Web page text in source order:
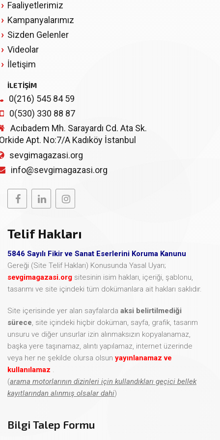
Faaliyetlerimiz
Kampanyalarımız
Sizden Gelenler
Videolar
İletişim
İLETİŞİM
0(216) 545 84 59
0(530) 330 88 87
Acıbadem Mh. Sarayardı Cd. Ata Sk.
Apt. No:7/A Kadıköy İstanbul
sevgimagazasi.org
info@sevgimagazasi.org
Telif Hakları
5846 Sayılı Fikir ve Sanat Eserlerini Koruma Kanunu
Gereği (Site Telif Hakları) Konusunda Yasal Uyarı;
sevgimagazasi.org sitesinin isim hakları, içeriği, şablonu,
tasarımı ve site içindeki tüm dokümanlara ait hakları saklıdır.
Site içerisinde yer alan sayfalarda aksi belirtilmediği
sürece, site içindeki hiçbir doküman, sayfa, grafik, tasarım
unsuru ve diğer unsurlar izin alınmaksızın kopyalanamaz,
başka yere taşınamaz, alıntı yapılamaz, internet üzerinde
veya her ne şekilde olursa olsun yayınlanamaz ve
kullanılamaz .
(arama motorlarının dizinleri için kullandıkları geçici bellek
kayıtlarından alınmış olsalar dahi)
Bilgi Talep Formu